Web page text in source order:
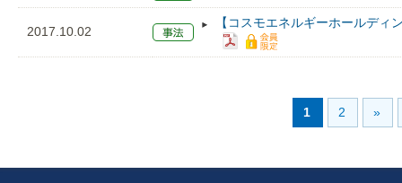
2017.10.02
【コスモエネルギーホールディ
1 2 »